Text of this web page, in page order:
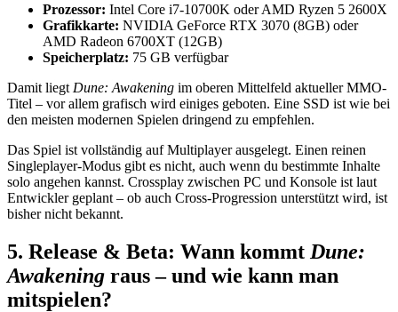
Prozessor: Intel Core i7-10700K oder AMD Ryzen 5 2600X
Grafikkarte: NVIDIA GeForce RTX 3070 (8GB) oder
AMD Radeon 6700XT (12GB)
Speicherplatz: 75 GB verfügbar
Damit liegt Dune: Awakening im oberen Mittelfeld aktueller MMO-
Titel – vor allem grafisch wird einiges geboten. Eine SSD ist wie bei
den meisten modernen Spielen dringend zu empfehlen.
Das Spiel ist vollständig auf Multiplayer ausgelegt. Einen reinen
Singleplayer-Modus gibt es nicht, auch wenn du bestimmte Inhalte
solo angehen kannst. Crossplay zwischen PC und Konsole ist laut
Entwickler geplant – ob auch Cross-Progression unterstützt wird, ist
bisher nicht bekannt.
5. Release & Beta: Wann kommt Dune:
Awakening raus – und wie kann man
mitspielen?